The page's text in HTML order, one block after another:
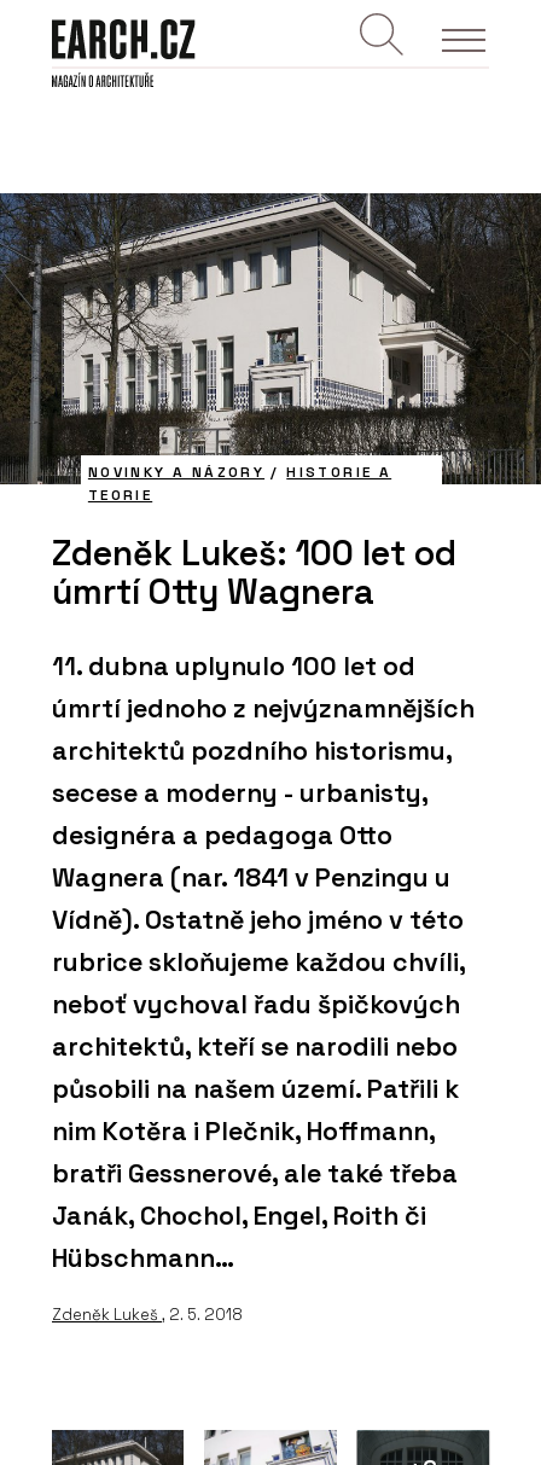
NOVINKY A NÁZORY /HISTORIE A
TEORIE
Zdeněk Lukeš: 100 let od
úmrtí Otty Wagnera
11. dubna uplynulo 100 let od
úmrtí jednoho z nejvýznamnějších
architektů pozdního historismu,
secese a moderny - urbanisty,
designéra a pedagoga Otto
Wagnera (nar. 1841 v Penzingu u
Vídně). Ostatně jeho jméno v této
rubrice skloňujeme každou chvíli,
neboť vychoval řadu špičkových
architektů, kteří se narodili nebo
působili na našem území. Patřili k
nim Kotěra i Plečnik, Hoffmann,
bratři Gessnerové, ale také třeba
Janák, Chochol, Engel, Roith či
Hübschmann…
Zdeněk Lukeš , 2. 5. 2018